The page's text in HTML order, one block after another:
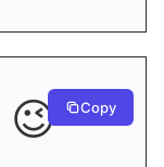
😉 Copy